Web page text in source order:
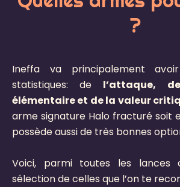
?
Ineffa va principalement
statistiques: de l’attaque,
élémentaire et de la valeur
arme signature Halo fracturé soit
possède aussi de très bonnes
Voici, parmi toutes les lances
sélection de celles que l’on te